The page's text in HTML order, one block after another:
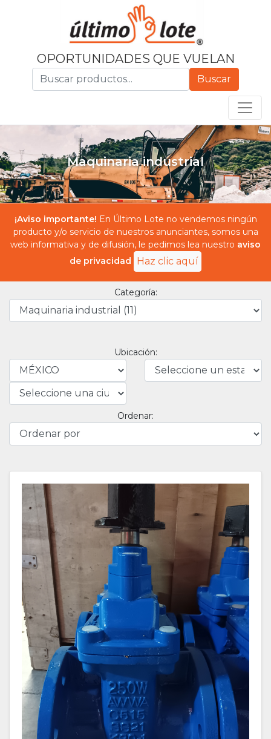
OPORTUNIDADES QUE VUELAN
Buscar
Maquinaria industrial
¡Aviso importante! En Último Lote no vendemos ningún
producto y/o servicio de nuestros anunciantes, somos una
web informativa y de difusión, le pedimos lea nuestro aviso
de privacidad
Haz clic aquí
Categoría:
Ubicación:
Ordenar: